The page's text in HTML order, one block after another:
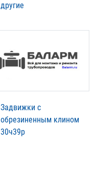
другие
Задвижки с
обрезиненным клином
30ч39р